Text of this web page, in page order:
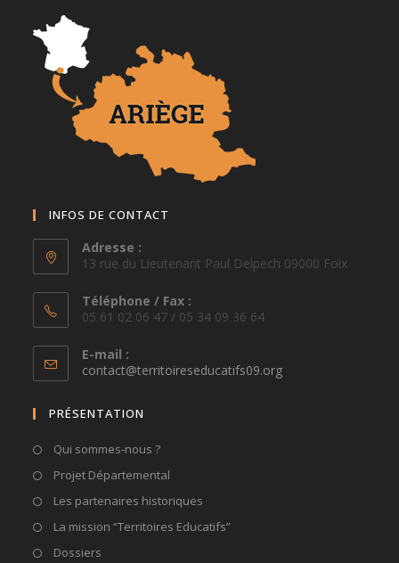
INFOS DE CONTACT
Adresse :
13 rue du Lieutenant Paul Delpech 09000 Foix
Téléphone / Fax :
05 61 02 06 47 / 05 34 09 36 64
E-mail :
contact@territoireseducatifs09.orgS’ouvre
PRÉSENTATION
Qui sommes-nous ?
Projet Départemental
Les partenaires historiques
La mission “Territoires Educatifs”
Dossiers